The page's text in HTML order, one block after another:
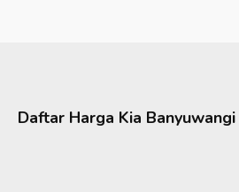
Daftar Harga Kia Banyuwangi